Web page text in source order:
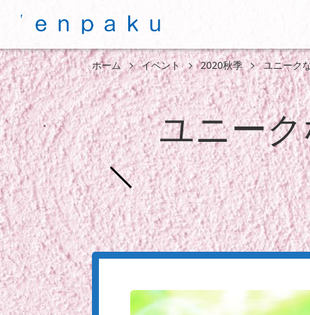
ホーム イベント 2020秋季 ユニーク
ユニー